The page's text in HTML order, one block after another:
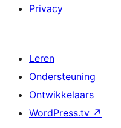
Privacy
Leren
Ondersteuning
Ontwikkelaars
WordPress.tv ↗